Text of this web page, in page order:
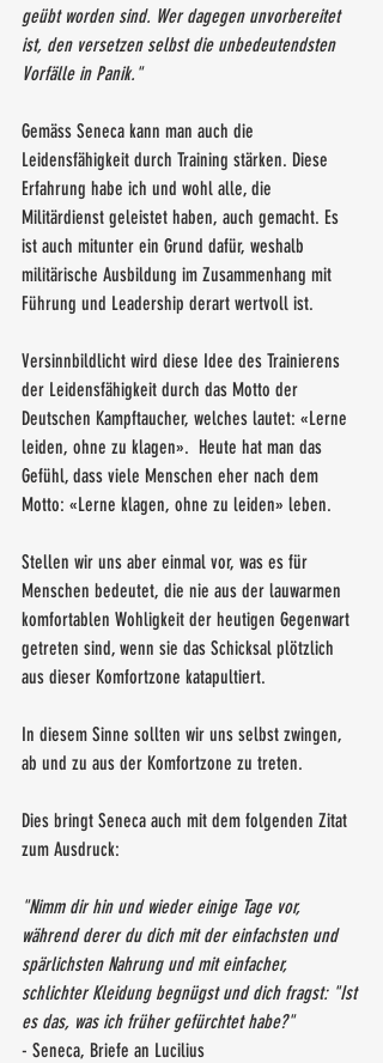
geübt worden sind. Wer dagegen unvorbereitet
ist, den versetzen selbst die unbedeutendsten
Vorfälle in Panik."
Gemäss Seneca kann man auch die
Leidensfähigkeit durch Training stärken. Diese
Erfahrung habe ich und wohl alle, die
Militärdienst geleistet haben, auch gemacht. Es
ist auch mitunter ein Grund dafür, weshalb
militärische Ausbildung im Zusammenhang mit
Führung und Leadership derart wertvoll ist.
Versinnbildlicht wird diese Idee des Trainierens
der Leidensfähigkeit durch das Motto der
Deutschen Kampftaucher, welches lautet: «Lerne
leiden, ohne zu klagen».  Heute hat man das
Gefühl, dass viele Menschen eher nach dem
Motto: «Lerne klagen, ohne zu leiden» leben.
Stellen wir uns aber einmal vor, was es für
Menschen bedeutet, die nie aus der lauwarmen
komfortablen Wohligkeit der heutigen Gegenwart
getreten sind, wenn sie das Schicksal plötzlich
aus dieser Komfortzone katapultiert.
In diesem Sinne sollten wir uns selbst zwingen,
ab und zu aus der Komfortzone zu treten.
Dies bringt Seneca auch mit dem folgenden Zitat
zum Ausdruck:
"Nimm dir hin und wieder einige Tage vor,
während derer du dich mit der einfachsten und
spärlichsten Nahrung und mit einfacher,
schlichter Kleidung begnügst und dich fragst: "Ist
es das, was ich früher gefürchtet habe?"
- Seneca, Briefe an Lucilius